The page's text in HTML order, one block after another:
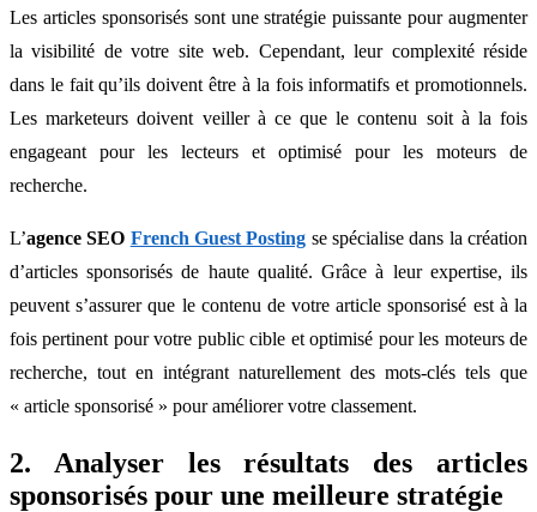
Les articles sponsorisés sont une stratégie puissante pour augmenter
la visibilité de votre site web. Cependant, leur complexité réside
dans le fait qu’ils doivent être à la fois informatifs et promotionnels.
Les marketeurs doivent veiller à ce que le contenu soit à la fois
engageant pour les lecteurs et optimisé pour les moteurs de
recherche.
L’agence SEO French Guest Posting se spécialise dans la création
d’articles sponsorisés de haute qualité. Grâce à leur expertise, ils
peuvent s’assurer que le contenu de votre article sponsorisé est à la
fois pertinent pour votre public cible et optimisé pour les moteurs de
recherche, tout en intégrant naturellement des mots-clés tels que
« article sponsorisé » pour améliorer votre classement.
2. Analyser les résultats des articles
sponsorisés pour une meilleure stratégie